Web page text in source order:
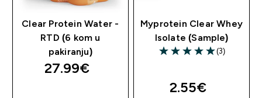
Clear Protein Water -
RTD (6 kom u
pakiranju)
27.99€‎
Myprotein Clear Whey
Isolate (Sample)
5 out of 5 stars
(3)
2.55€‎